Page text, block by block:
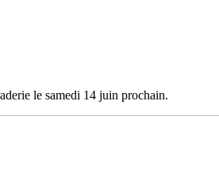
le samedi 14 juin prochain.